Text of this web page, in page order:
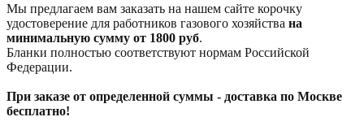
Мы предлагаем вам заказать на нашем сайте корочку
удостоверение для работников газового хозяйства на
минимальную сумму от 1800 руб.
Бланки полностью соответствуют нормам Российской
Федерации.
При заказе от определенной суммы - доставка по Москве
бесплатно!